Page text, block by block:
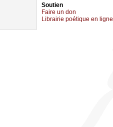
Sоutien
Fаirе un dоn
Librairiе pоétique en lignе